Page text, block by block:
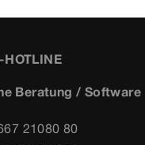
HOTLINE
Beratung / Software
21080 80